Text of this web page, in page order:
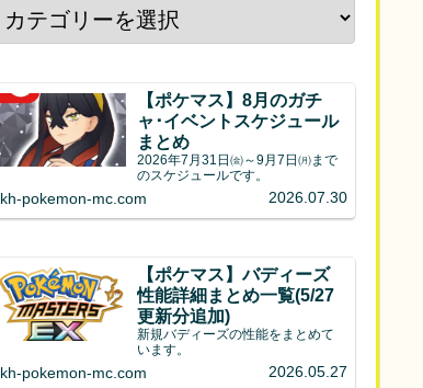
【ポケマス】8月のガチ
ャ･イベントスケジュール
まとめ
2026年7月31日㈮～9月7日㈪まで
のスケジュールです。
kh-pokemon-mc.com 2026.07.30
【ポケマス】バディーズ
性能詳細まとめ一覧(5/27
更新分追加)
新規バディーズの性能をまとめて
います。
kh-pokemon-mc.com 2026.05.27